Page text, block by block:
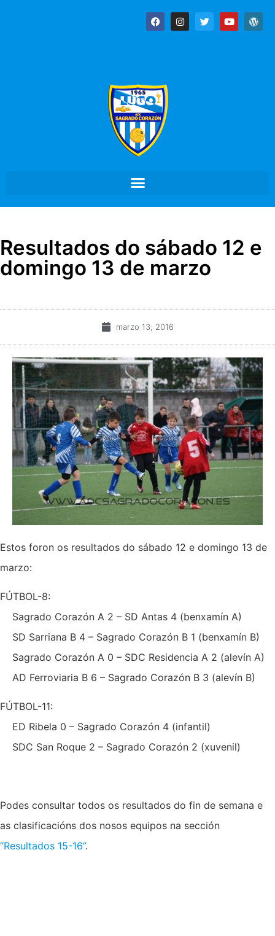
Resultados do sábado 12 e
domingo 13 de marzo
marzo 13, 2016
Estos foron os resultados do sábado 12 e domingo 13 de
marzo:
FÚTBOL-8:
Sagrado Corazón A 2 – SD Antas 4 (benxamín A)
SD Sarriana B 4 – Sagrado Corazón B 1 (benxamín B)
Sagrado Corazón A 0 – SDC Residencia A 2 (alevín A)
AD Ferroviaria B 6 – Sagrado Corazón B 3 (alevín B)
FÚTBOL-11:
ED Ribela 0 – Sagrado Corazón 4 (infantil)
SDC San Roque 2 – Sagrado Corazón 2 (xuvenil)
Podes consultar todos os resultados do fin de semana e
as clasificacións dos nosos equipos na sección
“Resultados 15-16”.